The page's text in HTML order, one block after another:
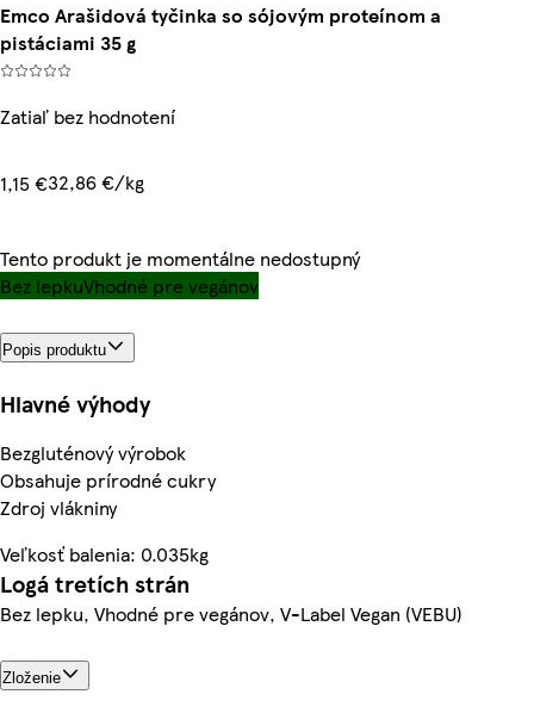
Emco Arašidová tyčinka so sójovým proteínom a
pistáciami 35 g
Zatiaľ bez hodnotení
1,15 €32,86 €/kg
Tento produkt je momentálne nedostupný
Bez lepkuVhodné pre vegánov
Popis produktu
Hlavné výhody
Bezgluténový výrobok
Obsahuje prírodné cukry
Zdroj vlákniny
Veľkosť balenia: 0.035kg
Logá tretích strán
Bez lepku, Vhodné pre vegánov, V-Label Vegan (VEBU)
Zloženie